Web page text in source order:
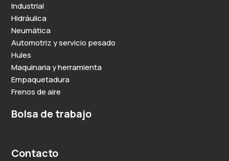
Industrial
Hidráulica
Neumática
Automotriz y servicio pesado
Hules
Maquinaria y herramienta
Empaquetadura
Frenos de aire
Bolsa de trabajo
Contacto